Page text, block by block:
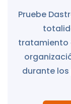
Pruebe
tratamiento
durante